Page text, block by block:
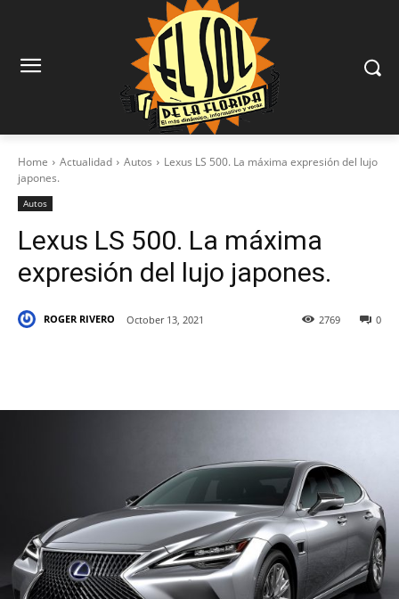
Home Actualidad Autos
Lexus LS 500. La máxima expresión del lujo
japones.
Autos
Lexus LS 500. La máxima
expresión del lujo japones.
ROGER RIVERO October 13, 2021 0
2769